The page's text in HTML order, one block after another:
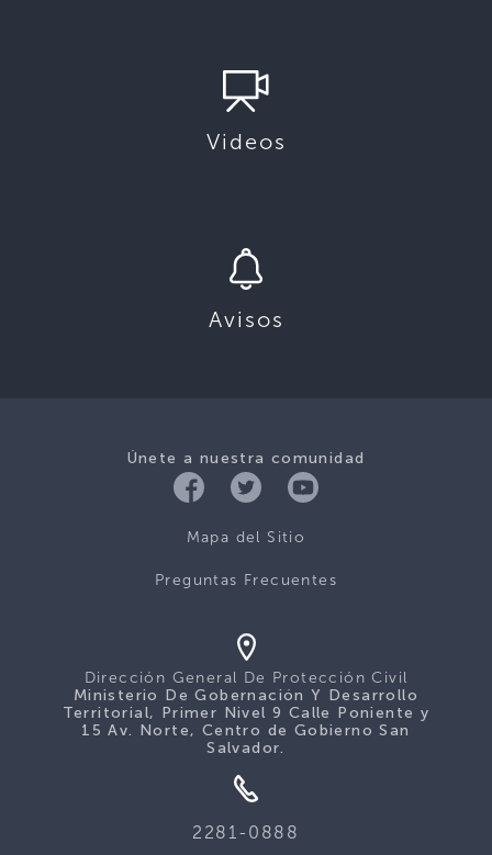
Videos
Avisos
Únete a nuestra comunidad
Mapa del Sitio
Preguntas Frecuentes
Dirección General De Protección Civil
Ministerio De Gobernación Y Desarrollo
Territorial, Primer Nivel 9 Calle Poniente y
15 Av. Norte, Centro de Gobierno San
Salvador.
2281-0888